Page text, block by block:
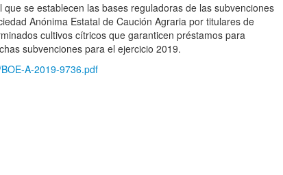
se establecen las bases reguladoras de las subvenciones
Anónima Estatal de Caución Agraria por titulares de
cultivos cítricos que garanticen préstamos para
subvenciones para el ejercicio 2019.
A-2019-9736.pdf